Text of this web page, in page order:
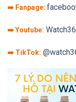
➡️ Fanpage:
➡️ Youtube:
➡️ TikTok: